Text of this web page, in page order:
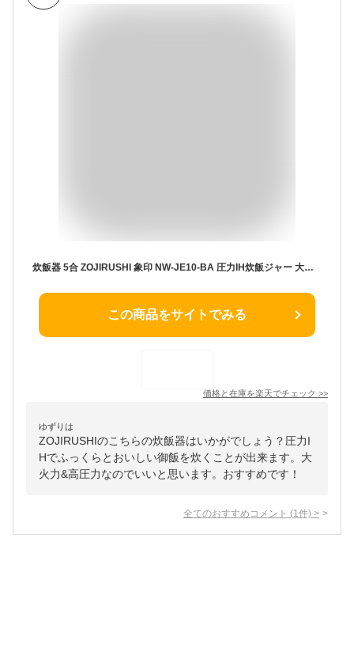
炊飯器 5合 ZOJIRUSHI 象印 NW-JE10-BA 圧力IH炊飯ジャー 大火力&高圧力 5合炊き 5.5合炊き ごはん 白米 玄米 ふっくら もちもち 美味しい 日本製 新生活 純正品【送料無料】
この商品をサイトでみる
価格と在庫を楽天でチェック >>
ゆずりは
ZOJIRUSHIのこちらの炊飯器はいかがでしょう？圧力I
Hでふっくらとおいしい御飯を炊くことが出来ます。大
火力&高圧力なのでいいと思います。おすすめです！
全てのおすすめコメント (1 件) >